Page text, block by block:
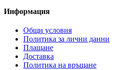
Информация
Общи условия
Политика за лични данни
Плащане
Доставка
Политика на връщане